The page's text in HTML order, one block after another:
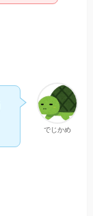
でじかめ